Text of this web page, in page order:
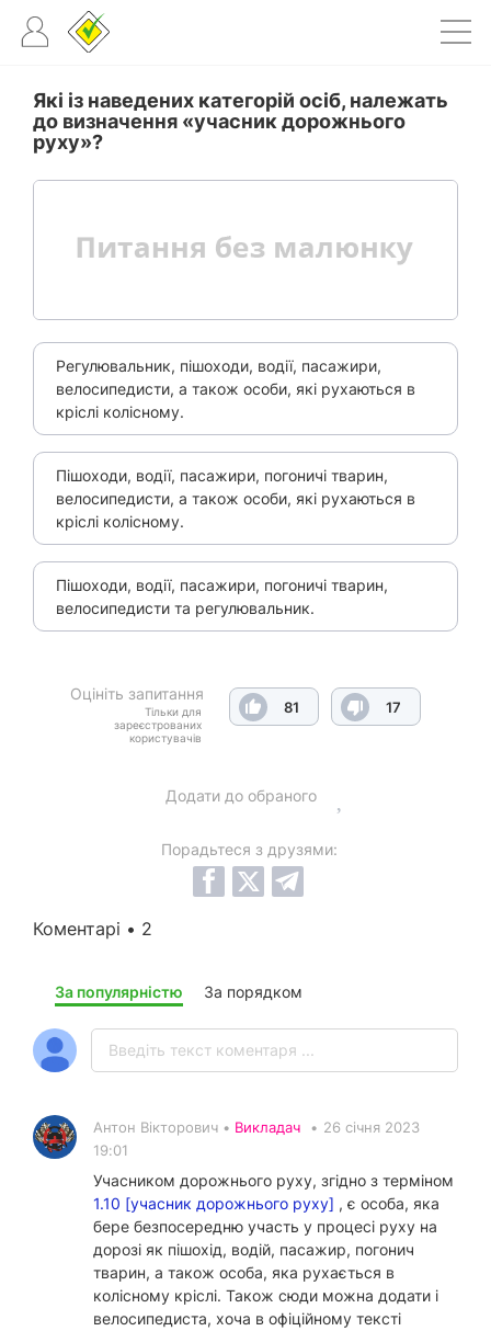
Які із наведених категорій осіб, належать
до визначення «учасник дорожнього
руху»?
Регулювальник, пішоходи, водії, пасажири,
велосипедисти, а також особи, які рухаються в
кріслі колісному.
Пішоходи, водії, пасажири, погоничі тварин,
велосипедисти, а також особи, які рухаються в
кріслі колісному.
Пішоходи, водії, пасажири, погоничі тварин,
велосипедисти та регулювальник.
Оцініть запитання
Тільки для
зареєстрованих
користувачів
81 17
Додати до обраного
Порадьтеся з друзями:
Коментарі • 2
За популярністю За порядком
Антон Вікторович • Викладач • 26 січня 2023
19:01
Учасником дорожнього руху, згідно з терміном
1.10 [учасник дорожнього руху] , є особа, яка
бере безпосередню участь у процесі руху на
дорозі як пішохід, водій, пасажир, погонич
тварин, а також особа, яка рухається в
колісному кріслі. Також сюди можна додати і
велосипедиста, хоча в офіційному тексті